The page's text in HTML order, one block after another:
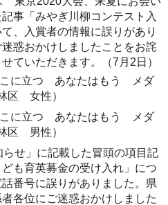
事「みやぎ川柳コンテスト入
、入賞者の情報に誤りがあり
惑おかけしましたことをお詫
ていただきます。（7月2日）
に立つ あなたはもう メダ
区 女性）
に立つ あなたはもう メダ
区 男性）
せ」に記載した冒頭の項目記
も育英募金の受け入れ」につ
番号に誤りがありました。県
各位にご迷惑おかけしました